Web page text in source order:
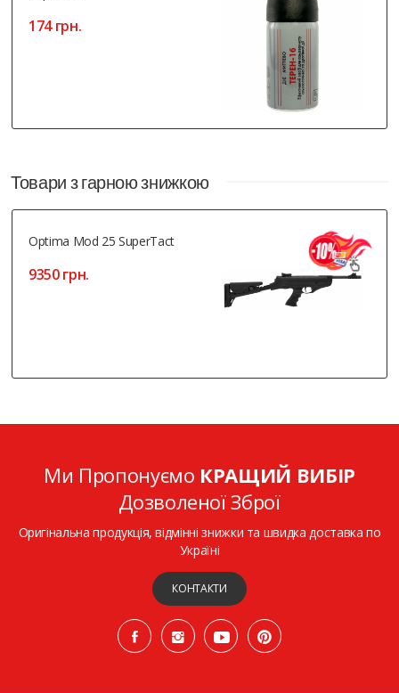
174 грн.
Товари з гарною знижкою
Optima Mod 25 SuperTact
9350 грн.
Ми Пропонуємо КРАЩИЙ ВИБІР
Дозволеної Зброї
Оригінальна продукція, відмінні знижки та швидка доставка по
Україні
КОНТАКТИ